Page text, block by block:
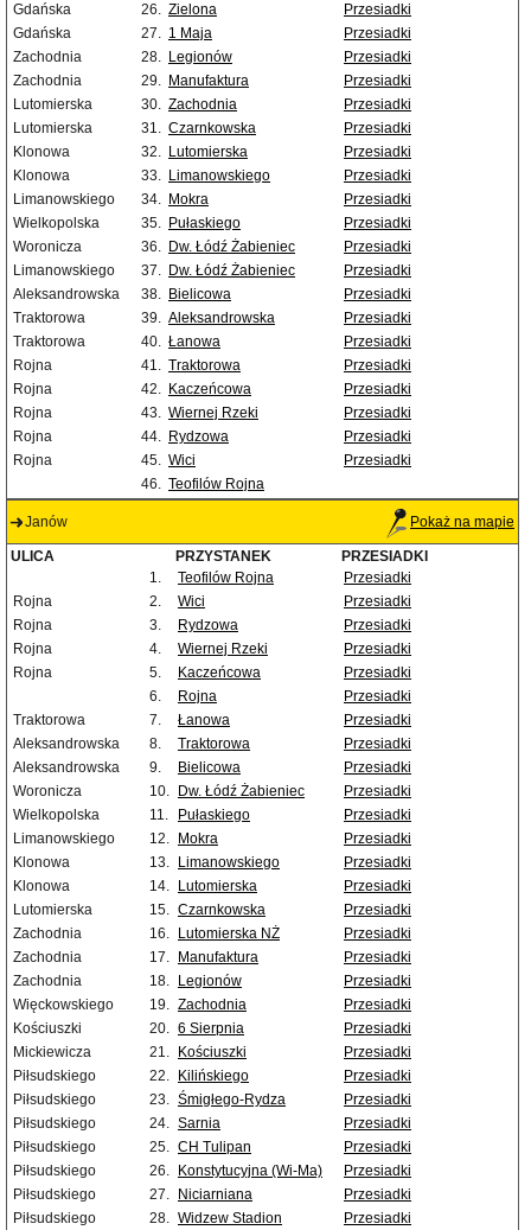
Gdańska
26. Zielona
Przesiadki
Gdańska
27. 1 Maja
Przesiadki
Zachodnia
28. Legionów
Przesiadki
Zachodnia
29. Manufaktura
Przesiadki
Lutomierska
30. Zachodnia
Przesiadki
Lutomierska
31. Czarnkowska
Przesiadki
Klonowa
32. Lutomierska
Przesiadki
Klonowa
33. Limanowskiego
Przesiadki
Limanowskiego
34. Mokra
Przesiadki
Wielkopolska
35. Pułaskiego
Przesiadki
Woronicza
36. Dw. Łódź Żabieniec
Przesiadki
Limanowskiego
37. Dw. Łódź Żabieniec
Przesiadki
Aleksandrowska
38. Bielicowa
Przesiadki
Traktorowa
39. Aleksandrowska
Przesiadki
Traktorowa
40. Łanowa
Przesiadki
Rojna
41. Traktorowa
Przesiadki
Rojna
42. Kaczeńcowa
Przesiadki
Rojna
43. Wiernej Rzeki
Przesiadki
Rojna
44. Rydzowa
Przesiadki
Rojna
45. Wici
Przesiadki
46. Teofilów Rojna
Janów Pokaż na mapie
ULICA PRZYSTANEK
PRZESIADKI
1.
Teofilów Rojna
Przesiadki
Rojna
2. Wici
Przesiadki
Rojna
3. Rydzowa
Przesiadki
Rojna
4. Wiernej Rzeki
Przesiadki
Rojna
5. Kaczeńcowa
Przesiadki
6.
Rojna
Przesiadki
Traktorowa
7. Łanowa
Przesiadki
Aleksandrowska
8. Traktorowa
Przesiadki
Aleksandrowska
9. Bielicowa
Przesiadki
Woronicza
10. Dw. Łódź Żabieniec
Przesiadki
Wielkopolska
11. Pułaskiego
Przesiadki
Limanowskiego
12. Mokra
Przesiadki
Klonowa
13. Limanowskiego
Przesiadki
Klonowa
14. Lutomierska
Przesiadki
Lutomierska
15. Czarnkowska
Przesiadki
Zachodnia
16. Lutomierska NŻ
Przesiadki
Zachodnia
17. Manufaktura
Przesiadki
Zachodnia
18. Legionów
Przesiadki
Więckowskiego
19. Zachodnia
Przesiadki
Kościuszki
20. 6 Sierpnia
Przesiadki
Mickiewicza
21. Kościuszki
Przesiadki
Piłsudskiego
22. Kilińskiego
Przesiadki
Piłsudskiego
23. Śmigłego-Rydza
Przesiadki
Piłsudskiego
24. Sarnia
Przesiadki
Piłsudskiego
25. CH Tulipan
Przesiadki
Piłsudskiego
26. Konstytucyjna (Wi-Ma)
Przesiadki
Piłsudskiego
27. Niciarniana
Przesiadki
Piłsudskiego
28. Widzew Stadion Przesiadki